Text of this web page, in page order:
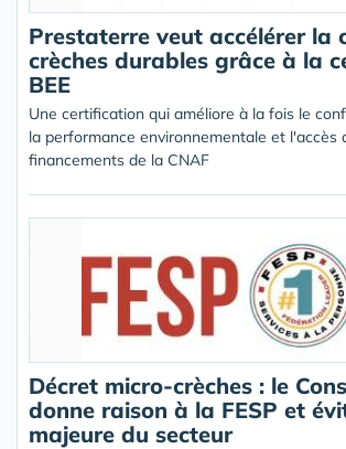
Prestaterre veut accélérer la
crèches durables grâce à la
BEE
Une certification qui améliore à la fois le
la performance environnementale et l'accès
financements de la CNAF
Décret micro-crèches : le
donne raison à la FESP et
majeure du secteur